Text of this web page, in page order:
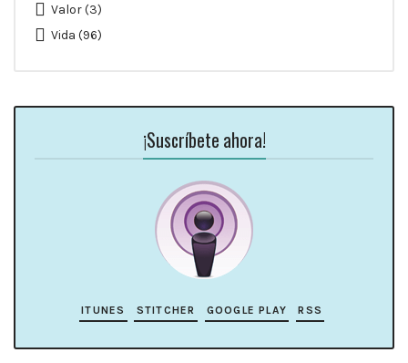
Valor(3)
Vida (96)
¡Suscríbete ahora!
ITUNES STITCHER GOOGLE PLAY RSS